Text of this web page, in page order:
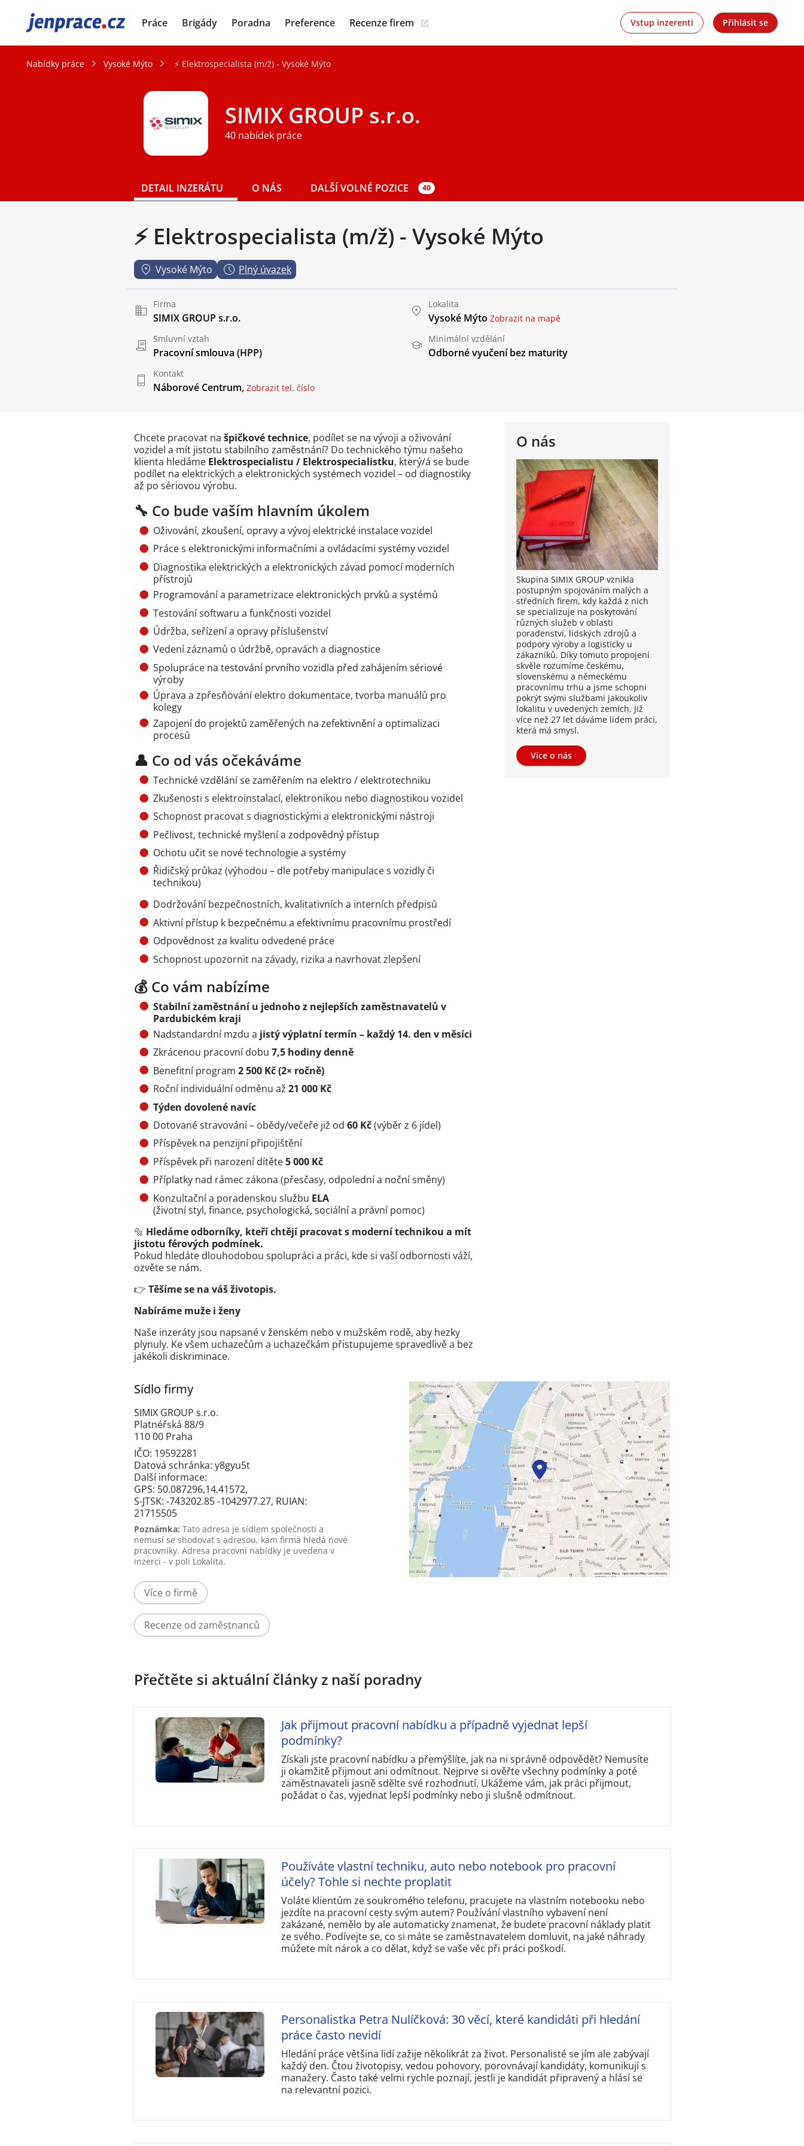
JenPráce.cz Práce Brigády Poradna Preference Recenze firem Vstup inzerenti Přihlásit se
Nabídky práce Vysoké Mýto ⚡ Elektrospecialista (m/ž) - Vysoké Mýto
SIMIX GROUP s.r.o.
40 nabídek práce
DETAIL INZERÁTU O NÁS DALŠÍ VOLNÉ POZICE 40
⚡ Elektrospecialista (m/ž) - Vysoké Mýto
Vysoké Mýto Plný úvazek
Firma
SIMIX GROUP s.r.o.
Lokalita
Vysoké Mýto Zobrazit na mapě
Smluvní vztah
Pracovní smlouva (HPP)
Minimální vzdělání
Odborné vyučení bez maturity
Kontakt
Náborové Centrum, Zobrazit tel. číslo
O nás
Skupina SIMIX GROUP vznikla
postupným spojováním malých a
středních firem, kdy každá z nich
se specializuje na poskytování
různých služeb v oblasti
poradenství, lidských zdrojů a
podpory výroby a logisticky u
zákazníků. Díky tomuto propojení
skvěle rozumíme českému,
slovenskému a německému
pracovnímu trhu a jsme schopni
pokrýt svými službami jakoukoliv
lokalitu v uvedených zemích. Již
více než 27 let dáváme lidem práci,
která má smysl.
Více o nás
Chcete pracovat na špičkové technice, podílet se na vývoji a oživování
vozidel a mít jistotu stabilního zaměstnání? Do technického týmu našeho
klienta hledáme Elektrospecialistu / Elektrospecialistku, který/á se bude
podílet na elektrických a elektronických systémech vozidel – od diagnostiky
až po sériovou výrobu.
🔧 Co bude vaším hlavním úkolem
Oživování, zkoušení, opravy a vývoj elektrické instalace vozidel
Práce s elektronickými informačními a ovládacími systémy vozidel
Diagnostika elektrických a elektronických závad pomocí moderních
přístrojů
Programování a parametrizace elektronických prvků a systémů
Testování softwaru a funkčnosti vozidel
Údržba, seřízení a opravy příslušenství
Vedení záznamů o údržbě, opravách a diagnostice
Spolupráce na testování prvního vozidla před zahájením sériové
výroby
Úprava a zpřesňování elektro dokumentace, tvorba manuálů pro
kolegy
Zapojení do projektů zaměřených na zefektivnění a optimalizaci
procesů
👤 Co od vás očekáváme
Technické vzdělání se zaměřením na elektro / elektrotechniku
Zkušenosti s elektroinstalací, elektronikou nebo diagnostikou vozidel
Schopnost pracovat s diagnostickými a elektronickými nástroji
Pečlivost, technické myšlení a zodpovědný přístup
Ochotu učit se nové technologie a systémy
Řidičský průkaz (výhodou – dle potřeby manipulace s vozidly či
technikou)
Dodržování bezpečnostních, kvalitativních a interních předpisů
Aktivní přístup k bezpečnému a efektivnímu pracovnímu prostředí
Odpovědnost za kvalitu odvedené práce
Schopnost upozornit na závady, rizika a navrhovat zlepšení
💰 Co vám nabízíme
Stabilní zaměstnání u jednoho z nejlepších zaměstnavatelů v
Pardubickém kraji
Nadstandardní mzdu a jistý výplatní termín – každý 14. den v měsíci
Zkrácenou pracovní dobu 7,5 hodiny denně
Benefitní program 2 500 Kč (2× ročně)
Roční individuální odměnu až 21 000 Kč
Týden dovolené navíc
Dotované stravování – obědy/večeře již od 60 Kč(výběr z 6 jídel)
Příspěvek na penzijní připojištění
Příspěvek při narození dítěte5 000 Kč
Příplatky nad rámec zákona (přesčasy, odpolední a noční směny)
Konzultační a poradenskou službu ELA
(životní styl, finance, psychologická, sociální a právní pomoc)
🔩 Hledáme odborníky, kteří chtějí pracovat s moderní technikou a mít
jistotu férových podmínek.
Pokud hledáte dlouhodobou spolupráci a práci, kde si vaší odbornosti váží,
ozvěte se nám.
👉 Těšíme se na váš životopis.
Nabíráme muže i ženy
Naše inzeráty jsou napsané v ženském nebo v mužském rodě, aby hezky
plynuly. Ke všem uchazečům a uchazečkám přistupujeme spravedlivě a bez
jakékoli diskriminace.
Sídlo firmy
SIMIX GROUP s.r.o.
Platnéřská 88/9
110 00 Praha
IČO: 19592281
Datová schránka: y8gyu5t
Další informace:
GPS: 50.087296,14.41572,
S-JTSK: -743202.85 -1042977.27, RUIAN:
21715505
Poznámka: Tato adresa je sídlem společnosti a
nemusí se shodovat s adresou, kam firma hledá nové
pracovníky. Adresa pracovní nabídky je uvedena v
inzerci - v poli Lokalita.
Více o firmě
Recenze od zaměstnanců
Přečtěte si aktuální články z naší poradny
Jak přijmout pracovní nabídku a případně vyjednat lepší
podmínky?
Získali jste pracovní nabídku a přemýšlíte, jak na ni správně odpovědět? Nemusíte
ji okamžitě přijmout ani odmítnout. Nejprve si ověřte všechny podmínky a poté
zaměstnavateli jasně sdělte své rozhodnutí. Ukážeme vám, jak práci přijmout,
požádat o čas, vyjednat lepší podmínky nebo ji slušně odmítnout.
Používáte vlastní techniku, auto nebo notebook pro pracovní
účely? Tohle si nechte proplatit
Voláte klientům ze soukromého telefonu, pracujete na vlastním notebooku nebo
jezdíte na pracovní cesty svým autem? Používání vlastního vybavení není
zakázané, nemělo by ale automaticky znamenat, že budete pracovní náklady platit
ze svého. Podívejte se, co si máte se zaměstnavatelem domluvit, na jaké náhrady
můžete mít nárok a co dělat, když se vaše věc při práci poškodí.
Personalistka Petra Nulíčková: 30 věcí, které kandidáti při hledání
práce často nevidí
Hledání práce většina lidí zažije několikrát za život. Personalisté se jím ale zabývají
každý den. Čtou životopisy, vedou pohovory, porovnávají kandidáty, komunikují s
manažery. Často také velmi rychle poznají, jestli je kandidát připravený a hlásí se
na relevantní pozici.